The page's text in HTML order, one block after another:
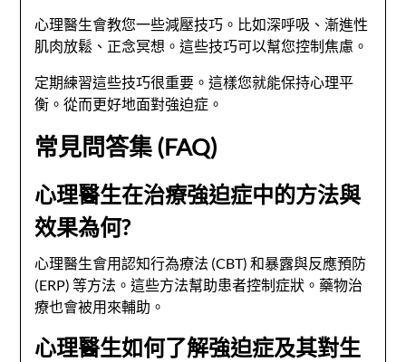
心理醫生會教您一些減壓技巧。比如深呼吸、漸進性
肌肉放鬆、正念冥想。這些技巧可以幫您控制焦慮。
定期練習這些技巧很重要。這樣您就能保持心理平
衡。從而更好地面對強迫症。
常見問答集 (FAQ)
心理醫生在治療強迫症中的方法與
效果為何?
心理醫生會用認知行為療法 (CBT) 和暴露與反應預防
(ERP) 等方法。這些方法幫助患者控制症狀。藥物治
療也會被用來輔助。
心理醫生如何了解強迫症及其對生